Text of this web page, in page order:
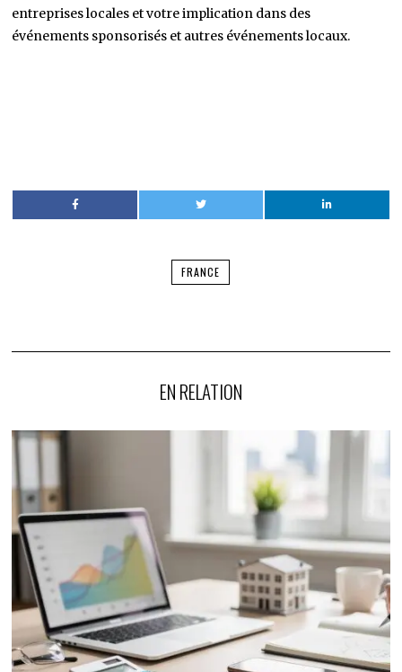
entreprises locales et votre implication dans des
événements sponsorisés et autres événements locaux.
FRANCE
EN RELATION